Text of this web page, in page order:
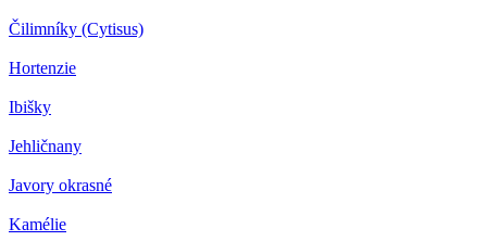
Čilimníky (Cytisus)
Hortenzie
Ibišky
Jehličnany
Javory okrasné
Kamélie